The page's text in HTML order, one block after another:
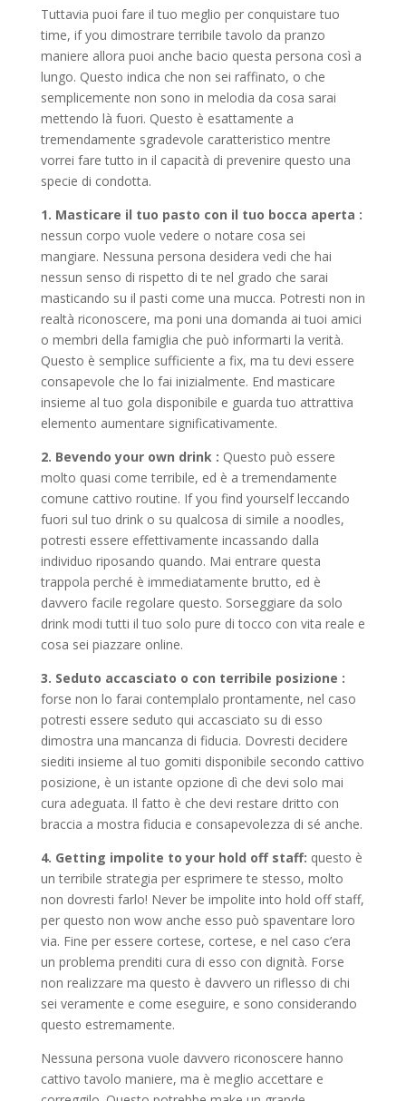
Tuttavia puoi fare il tuo meglio per conquistare tuo
time, if you dimostrare terribile tavolo da pranzo
maniere allora puoi anche bacio questa persona così a
lungo. Questo indica che non sei raffinato, o che
semplicemente non sono in melodia da cosa sarai
mettendo là fuori. Questo è esattamente a
tremendamente sgradevole caratteristico mentre
vorrei fare tutto in il capacità di prevenire questo una
specie di condotta.
1. Masticare il tuo pasto con il tuo bocca aperta :
nessun corpo vuole vedere o notare cosa sei
mangiare. Nessuna persona desidera vedi che hai
nessun senso di rispetto di te nel grado che sarai
masticando su il pasti come una mucca. Potresti non in
realtà riconoscere, ma poni una domanda ai tuoi amici
o membri della famiglia che può informarti la verità.
Questo è semplice sufficiente a fix, ma tu devi essere
consapevole che lo fai inizialmente. End masticare
insieme al tuo gola disponibile e guarda tuo attrattiva
elemento aumentare significativamente.
2. Bevendo your own drink : Questo può essere
molto quasi come terribile, ed è a tremendamente
comune cattivo routine. If you find yourself leccando
fuori sul tuo drink o su qualcosa di simile a noodles,
potresti essere effettivamente incassando dalla
individuo riposando quando. Mai entrare questa
trappola perché è immediatamente brutto, ed è
davvero facile regolare questo. Sorseggiare da solo
drink modi tutti il tuo solo pure di tocco con vita reale e
cosa sei piazzare online.
3. Seduto accasciato o con terribile posizione :
forse non lo farai contemplalo prontamente, nel caso
potresti essere seduto qui accasciato su di esso
dimostra una mancanza di fiducia. Dovresti decidere
siediti insieme al tuo gomiti disponibile secondo cattivo
posizione, è un istante opzione dì che devi solo mai
cura adeguata. Il fatto è che devi restare dritto con
braccia a mostra fiducia e consapevolezza di sé anche.
4. Getting impolite to your hold off staff: questo è
un terribile strategia per esprimere te stesso, molto
non dovresti farlo! Never be impolite into hold off staff,
per questo non wow anche esso può spaventare loro
via. Fine per essere cortese, cortese, e nel caso c’era
un problema prenditi cura di esso con dignità. Forse
non realizzare ma questo è davvero un riflesso di chi
sei veramente e come eseguire, e sono considerando
questo estremamente.
Nessuna persona vuole davvero riconoscere hanno
cattivo tavolo maniere, ma è meglio accettare e